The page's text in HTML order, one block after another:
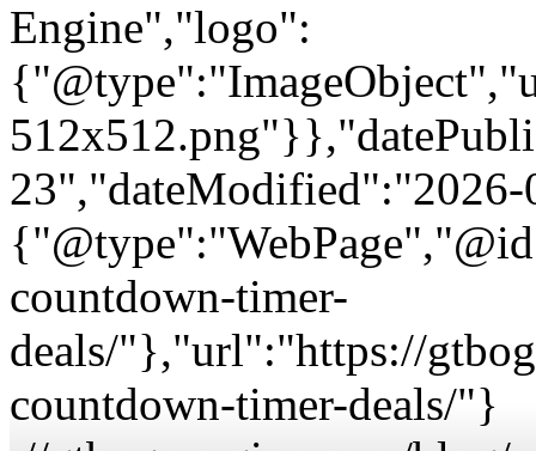
Engine","logo":
countdown-timer-
deals/"},"url":"https://
countdown-timer-deals/"}